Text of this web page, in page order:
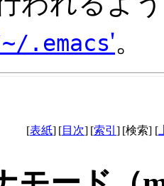
~/.emacs'。
[表紙] [目次] [索引 ] [検索] [